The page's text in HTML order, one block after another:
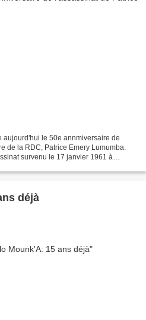
aujourd'hui le 50e annmiversaire de
de la RDC, Patrice Emery Lumumba.
survenu le 17 janvier 1961 à
déjà